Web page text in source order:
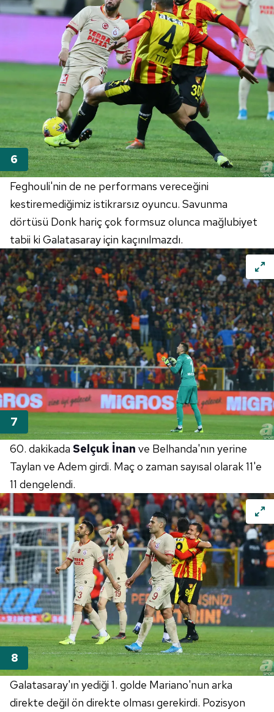
Feghouli'nin de ne performans vereceğini
kestiremediğimiz istikrarsız oyuncu. Savunma
dörtüsü Donk hariç çok formsuz olunca mağlubiyet
tabii ki Galatasaray için kaçınılmazdı.
60. dakikada Selçuk İnan ve Belhanda'nın yerine
Taylan ve Adem girdi. Maç o zaman sayısal olarak11'e
11 dengelendi.
Galatasaray'ın yediği 1. golde Mariano'nun arka
direkte değil ön direkte olması gerekirdi. Pozisyon